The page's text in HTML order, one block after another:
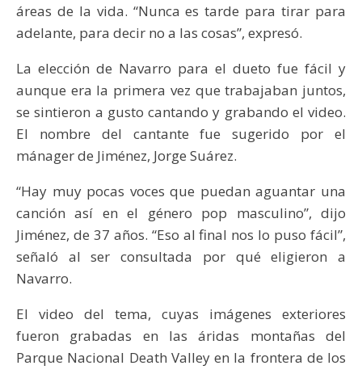
áreas de la vida. “Nunca es tarde para tirar para
adelante, para decir no a las cosas”, expresó.
La elección de Navarro para el dueto fue fácil y
aunque era la primera vez que trabajaban juntos,
se sintieron a gusto cantando y grabando el video.
El nombre del cantante fue sugerido por el
mánager de Jiménez, Jorge Suárez.
“Hay muy pocas voces que puedan aguantar una
canción así en el género pop masculino”, dijo
Jiménez, de 37 años. “Eso al final nos lo puso fácil”,
señaló al ser consultada por qué eligieron a
Navarro.
El video del tema, cuyas imágenes exteriores
fueron grabadas en las áridas montañas del
Parque Nacional Death Valley en la frontera de los